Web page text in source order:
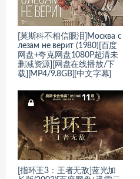
[莫斯科不相信眼泪]Москва с
лезам не верит (1980)[百度
网盘+夸克网盘1080P超清未
删减资源][网盘在线播放/下
载][MP4/9.8GB][中文字幕]
[指环王3：王者无敌]蓝光加